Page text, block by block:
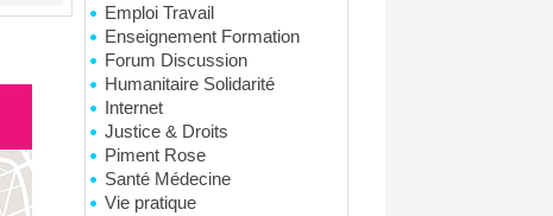
Emploi Travail
Enseignement Formation
Forum Discussion
Humanitaire Solidarité
Internet
Justice & Droits
Piment Rose
Santé Médecine
Vie pratique